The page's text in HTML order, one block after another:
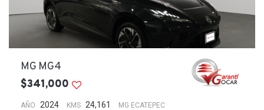
MG MG4
$341,000
AÑO 2024 KMS 24,161 MG ECATEPEC